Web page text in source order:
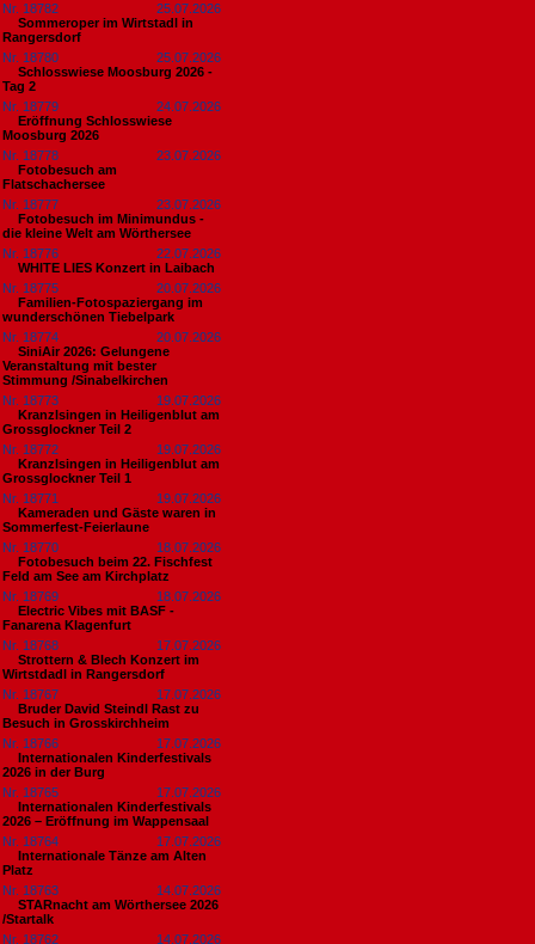
Nr. 18782
25.07.2026
Sommeroper im Wirtstadl in
Rangersdorf
Nr. 18780
25.07.2026
Schlosswiese Moosburg 2026 -
Tag 2
Nr. 18779
24.07.2026
Eröffnung Schlosswiese
Moosburg 2026
Nr. 18778
23.07.2026
Fotobesuch am
Flatschachersee
Nr. 18777
23.07.2026
Fotobesuch im Minimundus -
die kleine Welt am Wörthersee
Nr. 18776
22.07.2026
WHITE LIES Konzert in Laibach
Nr. 18775
20.07.2026
Familien-Fotospaziergang im
wunderschönen Tiebelpark
Nr. 18774
20.07.2026
SiniAir 2026: Gelungene
Veranstaltung mit bester
Stimmung /Sinabelkirchen
Nr. 18773
19.07.2026
Kranzlsingen in Heiligenblut am
Grossglockner Teil 2
Nr. 18772
19.07.2026
Kranzlsingen in Heiligenblut am
Grossglockner Teil 1
Nr. 18771
19.07.2026
Kameraden und Gäste waren in
Sommerfest-Feierlaune
Nr. 18770
18.07.2026
Fotobesuch beim 22. Fischfest
Feld am See am Kirchplatz
Nr. 18769
18.07.2026
Electric Vibes mit BASF -
Fanarena Klagenfurt
Nr. 18768
17.07.2026
Strottern & Blech Konzert im
Wirtstdadl in Rangersdorf
Nr. 18767
17.07.2026
Bruder David Steindl Rast zu
Besuch in Grosskirchheim
Nr. 18766
17.07.2026
Internationalen Kinderfestivals
2026 in der Burg
Nr. 18765
17.07.2026
Internationalen Kinderfestivals
2026 – Eröffnung im Wappensaal
Nr. 18764
17.07.2026
Internationale Tänze am Alten
Platz
Nr. 18763
14.07.2026
STARnacht am Wörthersee 2026
/Startalk
Nr. 18762
14.07.2026